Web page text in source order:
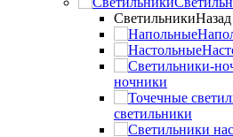
СветильникиНазад
ночники
светильники